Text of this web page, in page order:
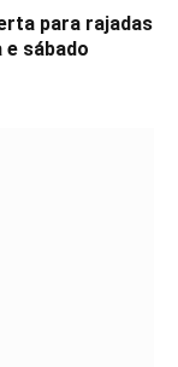
para rajadas
sábado